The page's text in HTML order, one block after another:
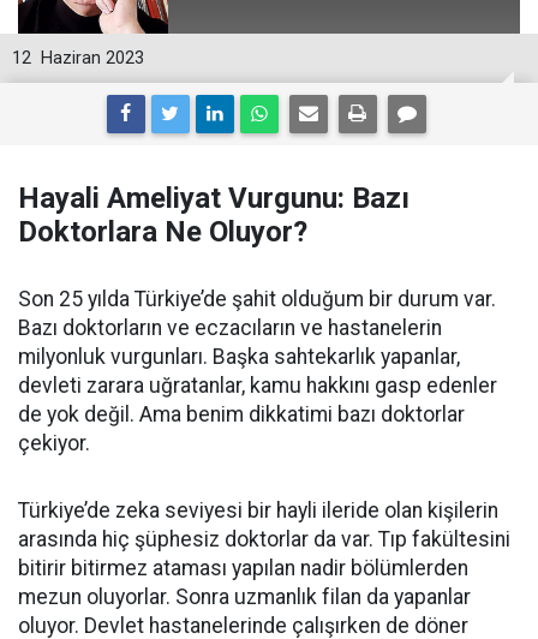
12 Haziran 2023
Hayali Ameliyat Vurgunu: Bazı
Doktorlara Ne Oluyor?
Son 25 yılda Türkiye’de şahit olduğum bir durum var.
Bazı doktorların ve eczacıların ve hastanelerin
milyonluk vurgunları. Başka sahtekarlık yapanlar,
devleti zarara uğratanlar, kamu hakkını gasp edenler
de yok değil. Ama benim dikkatimi bazı doktorlar
çekiyor.
Türkiye’de zeka seviyesi bir hayli ileride olan kişilerin
arasında hiç şüphesiz doktorlar da var. Tıp fakültesini
bitirir bitirmez ataması yapılan nadir bölümlerden
mezun oluyorlar. Sonra uzmanlık filan da yapanlar
oluyor. Devlet hastanelerinde çalışırken de döner